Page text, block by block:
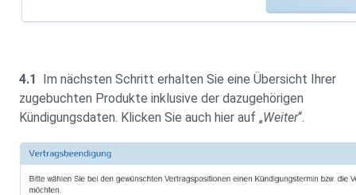
4.1 Im nächsten Schritt erhalten Sie eine Übersicht Ihrer
zugebuchten Produkte inklusive der dazugehörigen
Kündigungsdaten. Klicken Sie auch hier auf „Weiter“.